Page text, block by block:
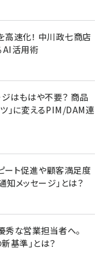
速化！ 中川政七商店
AI活用術
はもはや不要？ 商品
」に変えるPIM/DAM連
ート促進や顧客満足度
メッセージ」とは？
秀な営業担当者へ。
基準」とは？